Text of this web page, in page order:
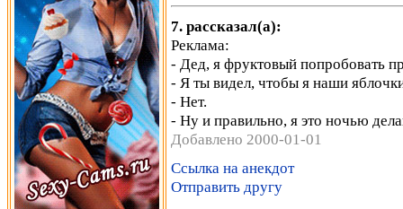
7. рассказал(а):
Реклама:
- Дед, я фруктовый попробoвать
- Я ты видел, чтобы я наши
- Нет.
- Ну и правильно, я это ночью
Добавлено 2000-01-01
Ссылка на анекдот
Отправить другу